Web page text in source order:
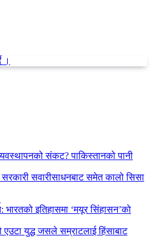
संकट? पाकिस्तानको पानी
सवारीसाधनबाट समेत कालो सिसा
भारतको इतिहासमा ‘मयूर सिंहासन’को
एउटा युद्ध जसले सम्राटलाई हिंसाबाट